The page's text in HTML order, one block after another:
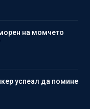
на момчето
успеал да помине